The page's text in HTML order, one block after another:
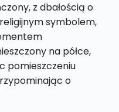
z dbałością o
symbolem,
na półce,
pomieszczeniu
o